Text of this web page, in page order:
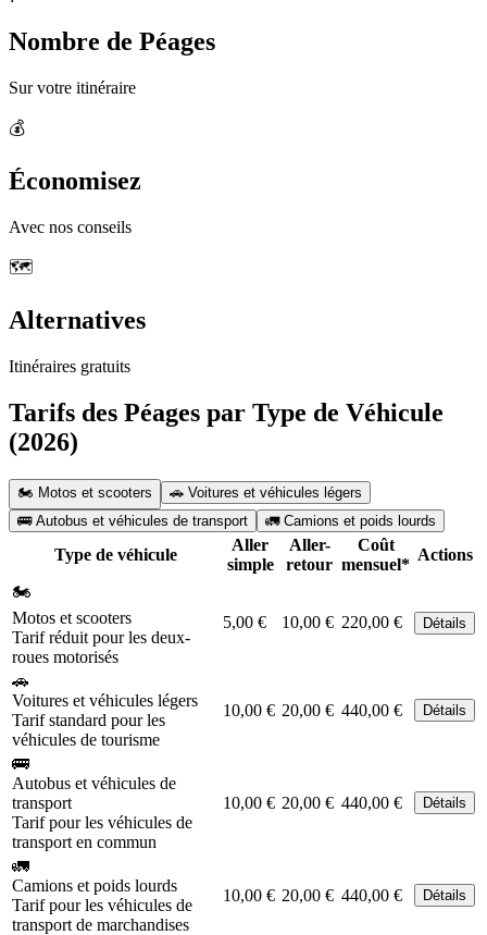
Nombre de Péages
Sur votre itinéraire
💰
Économisez
Avec nos conseils
🗺️
Alternatives
Itinéraires gratuits
Tarifs des Péages par Type de Véhicule
(2026)
🏍️ Motos et scooters
🚗 Voitures et véhicules légers
🚌 Autobus et véhicules de transport
🚛 Camions et poids lourds
Type de véhicule
Aller
simple
Aller-
retour
Coût
mensuel*
Actions
🏍️
Motos et scooters
Tarif réduit pour les deux-
roues motorisés
5,00 € 10,00 € 220,00 € Détails
🚗
Voitures et véhicules légers
Tarif standard pour les
véhicules de tourisme
10,00 € 20,00 € 440,00 € Détails
🚌
Autobus et véhicules de
transport
Tarif pour les véhicules de
transport en commun
10,00 € 20,00 € 440,00 € Détails
🚛
Camions et poids lourds
Tarif pour les véhicules de
transport de marchandises
10,00 € 20,00 € 440,00 € Détails